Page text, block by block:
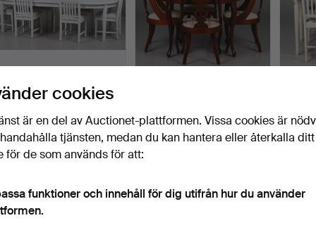
MATSALSMÖBEL. 10 delar.
Stockhol…
30 okt 2025
bud
1 477 USD
Klubbades 9 okt 2025
1 bud
5 bud
cookies
är en del av Auctionet-plattformen. Vissa cookies är
tjänsten, medan du kan hantera eller återkalla ditt
för de som används för att:
funktioner och innehåll för dig utifrån hur du använder